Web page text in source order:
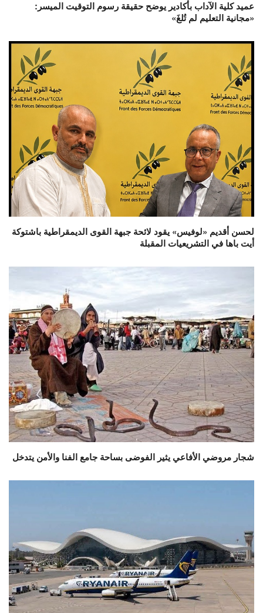
عميد كلية الآداب بأكادير يوضح حقيقة رسوم التوقيت الميسر:
«مجانية التعليم لم تُلغَ»
لحسن أقديم «لوفيس» يقود لائحة جبهة القوى الديمقراطية باشتوكة
أيت باها في التشريعيات المقبلة
شجار مروضي الأفاعي يثير الفوضى بساحة جامع الفنا والأمن يتدخل